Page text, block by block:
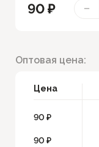
90 ₽
Оптовая цена:
Цена
90 ₽
90 ₽